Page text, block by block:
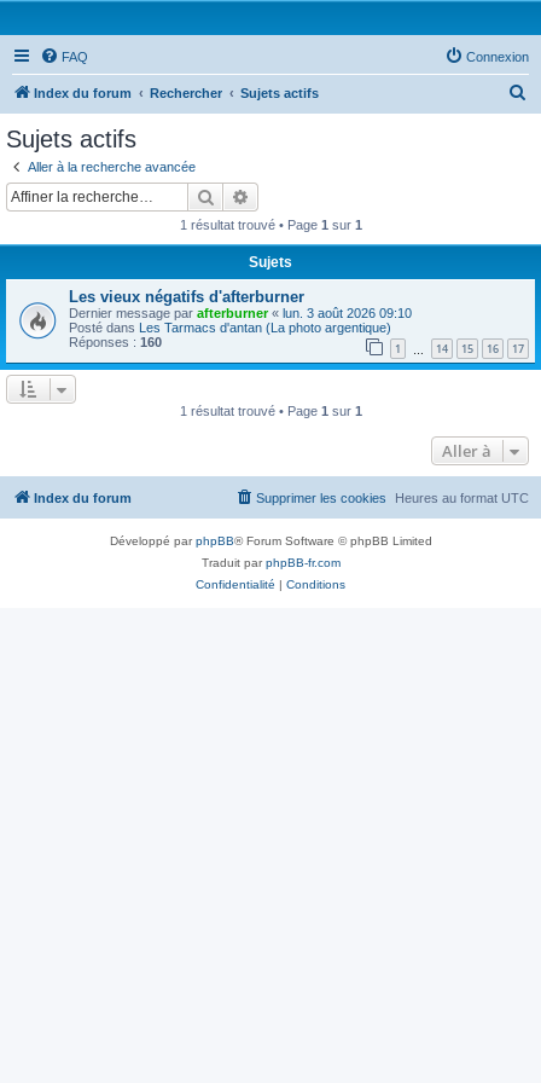
FAQ Connexion
Index du forum Rechercher Sujets actifs
Sujets actifs
Aller à la recherche avancée
Rechercher
1 résultat trouvé • Page 1 sur 1
Sujets
Les vieux négatifs d'afterburner
Dernier message par afterburner« lun. 3 août 2026 09:10
Posté dans Les Tarmacs d'antan (La photo argentique)
Réponses : 160 1 14 15 16 17
1 résultat trouvé • Page 1 sur 1
Aller à
Index du forum Heures au format UTC
Supprimer les cookies
Développé parphpBB® Forum Software © phpBB Limited
Traduit parphpBB-fr.com
Confidentialité | Conditions